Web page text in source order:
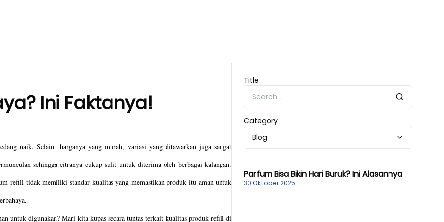
Ini Faktanya!
naik. Selain  harganya yang murah, variasi yang ditawarkan juga sangat
refill tidak memiliki standar kualitas yang memastikan produk itu aman untuk
untuk digunakan? Mari kita kupas secara tuntas terkait kualitas produk refill di
Title
Category
Blog
Parfum Bisa Bikin Hari Buruk? Ini Alasannya
30 Oktober 2025